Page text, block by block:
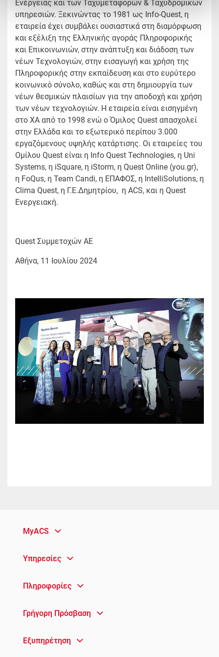
Ενέργειας και των Ταχυμεταφορών & Ταχυδρομικών
υπηρεσιών. Ξεκινώντας το 1981 ως Info-Quest, η
εταιρεία έχει συμβάλει ουσιαστικά στη διαμόρφωση
και εξέλιξη της Ελληνικής αγοράς Πληροφορικής
και Επικοινωνιών, στην ανάπτυξη και διάδοση των
νέων Τεχνολογιών, στην εισαγωγή και χρήση της
Πληροφορικής στην εκπαίδευση και στο ευρύτερο
κοινωνικό σύνολο, καθώς και στη δημιουργία των
νέων θεσμικών πλαισίων για την αποδοχή και χρήση
των νέων τεχνολογιών. Η εταιρεία είναι εισηγμένη
στο ΧΑ από το 1998 ενώ ο Όμιλος Quest απασχολεί
στην Ελλάδα και το εξωτερικό περίπου 3.000
εργαζόμενους υψηλής κατάρτισης. Οι εταιρείες του
Ομίλου Quest είναι η Info Quest Technologies, η Uni
Systems, η iSquare, η iStorm, η Quest Online (you.gr),
η FoQus, η Team Candi, η ΕΠΑΦΟΣ, η IntelliSolutions, η
Clima Quest, η Γ.Ε.Δημητρίου, η ACS, και η Quest
Ενεργειακή.
Quest Συμμετοχών ΑΕ
Αθήνα, 11 Ιουλίου 2024
MyACS
Υπηρεσίες
Πληροφορίες
Γρήγορη Πρόσβαση
Εξυπηρέτηση